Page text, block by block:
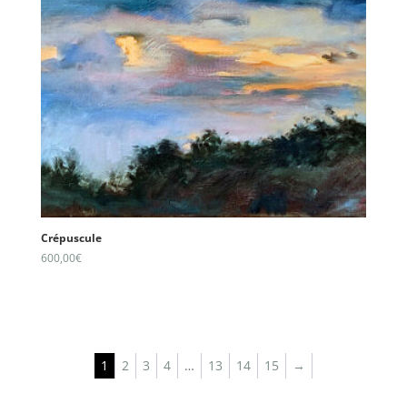
Crépuscule
600,00€
1 2 3 4 … 13 14 15 →